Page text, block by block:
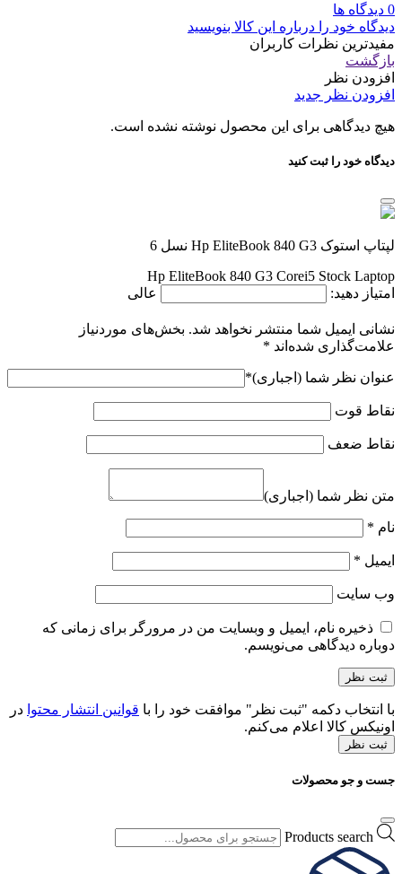
0 دیدگاه ها
دیدگاه خود را درباره این کالا بنویسید
مفیدترین نظرات کاربران
بازگشت
افزودن نظر
افزودن نظر جدید
هیچ دیدگاهی برای این محصول نوشته نشده است.
دیدگاه خود را ثبت کنید
لپتاپ استوک Hp EliteBook 840 G3 نسل 6
Hp EliteBook 840 G3 Corei5 Stock Laptop
امتیاز دهید:
عالی
نشانی ایمیل شما منتشر نخواهد شد. بخش‌های موردنیاز
علامت‌گذاری شده‌اند *
عنوان نظر شما (اجباری)*
نقاط قوت
نقاط ضعف
متن نظر شما (اجباری)
نام *
ایمیل *
وب‌ سایت
ذخیره نام، ایمیل و وبسایت من در مرورگر برای زمانی که
دوباره دیدگاهی می‌نویسم.
با انتخاب دکمه "ثبت نظر" موافقت خود را با قوانین انتشار محتوا در
اونیکس کالا اعلام می‌کنم.
ثبت نظر
جست و جو محصولات
Products search